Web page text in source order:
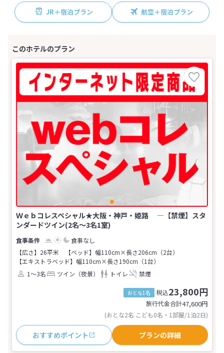
JR＋宿泊プラン 航空＋宿泊プラン
Ｗｅｂコレスペシャル★大阪・神戸・姫路 ―【禁煙】スタ
ンダードツイン(2名～3名1室)
食事なし
【広さ】26平米
【ベッド】幅110cm×長さ206cm（2台）
【エキストラベッド】幅110cm×長さ190cm（1台）
1～3名
ツイン（夜景） トイレ 禁煙
おとな1名 税込23,800円
旅行代金合計47,600円
(おとな2名 こども0名・1部屋/1泊2日)
おすすめポイント プランの詳細